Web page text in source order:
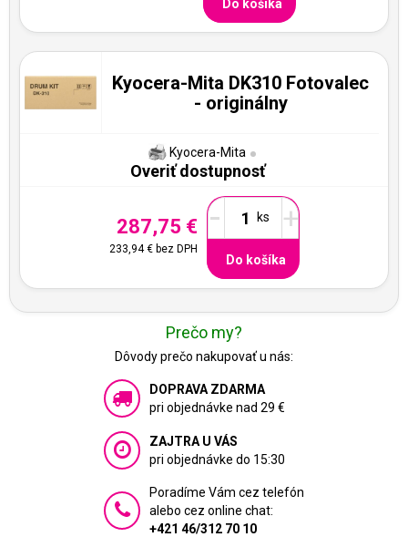
Do košíka
Kyocera-Mita DK310 Fotovalec
- originálny
Kyocera-Mita
Overiť dostupnosť
287,75 €
233,94 €bez DPH
- +
Do košíka
Prečo my?
Dôvody prečo nakupovať u nás:
DOPRAVA ZDARMA
pri objednávke nad 29 €
ZAJTRA U VÁS
pri objednávke do 15:30
Poradíme Vám cez telefón
alebo cez online chat:
+421 46/312 70 10